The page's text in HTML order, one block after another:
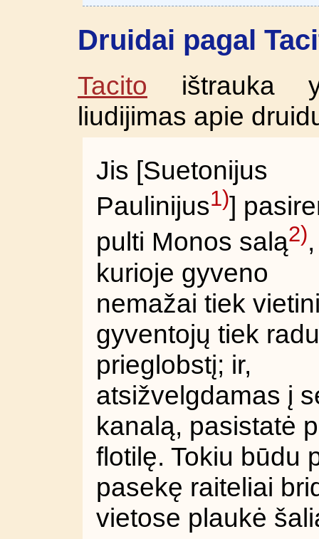
Druidai pagal
Tacito ištrauka
liudijimas apie
Jis [Suetonijus
Paulinijus1)]
pulti Monos salą2),
kurioje gyveno
nemažai tiek
gyventojų tiek
prieglobstį; ir,
atsižvelgdamas į
kanalą, pasistatė
flotilę. Tokiu būdu
pasekę raiteliai
vietose plaukė